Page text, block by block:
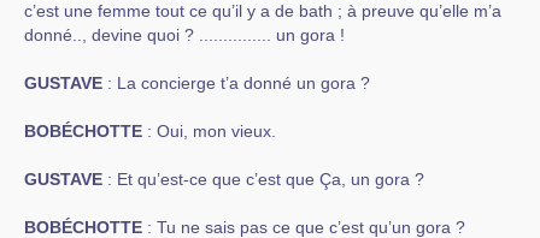
c’est une femme tout ce qu’il y a de bath ; à preuve qu’elle m’a
donné.., devine quoi ? ............... un gora !
GUSTAVE : La concierge t’a donné un gora ?
BOBÉCHOTTE : Oui, mon vieux.
GUSTAVE : Et qu’est-ce que c’est que Ça, un gora ?
BOBÉCHOTTE : Tu ne sais pas ce que c’est qu’un gora ?